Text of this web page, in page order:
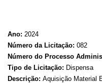
Ano: 2024
Número da Licitação: 082
Número do Processo
Tipo de Licitação: Dispensa
Descrição: Aquisição Material